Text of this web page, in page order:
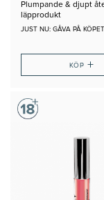
Plumpande & djupt
läpprodukt
JUST NU: GÅVA PÅ KÖPET
KÖP+